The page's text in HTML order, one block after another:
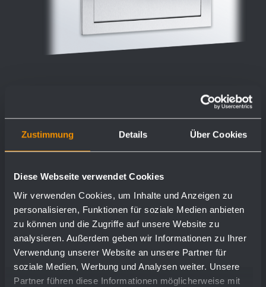
Zustimmung Details Über Cookies
Diese Webseite verwendet Cookies
Wir verwenden Cookies, um Inhalte und Anzeigen zu
personalisieren, Funktionen für soziale Medien anbieten
zu können und die Zugriffe auf unsere Website zu
analysieren. Außerdem geben wir Informationen zu Ihrer
Verwendung unserer Website an unsere Partner für
soziale Medien, Werbung und Analysen weiter. Unsere
Partner führen diese Informationen möglicherweise mit
Disposal flap with mounting frame
WP135
298 x 148 x 32 mm
show more